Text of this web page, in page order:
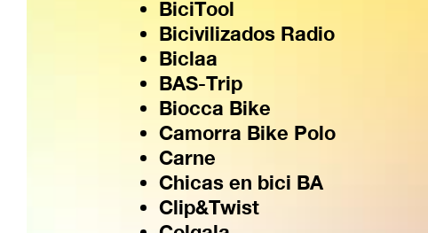
BiciTool
Bicivilizados Radio
Biclaa
BAS-Trip
Biocca Bike
Camorra Bike Polo
Carne
Chicas en bici BA
Clip&Twist